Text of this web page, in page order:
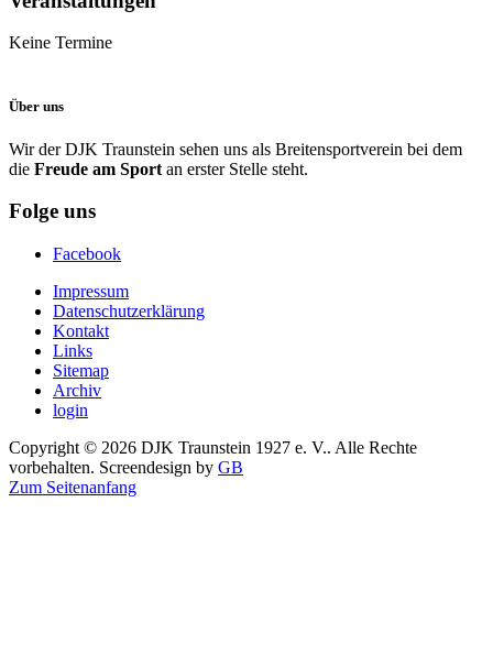
Keine Termine
Über uns
Wir der DJK Traunstein sehen uns als Breitensportverein bei dem
die Freude am Sport an erster Stelle steht.
Folge uns
Facebook
Impressum
Datenschutzerklärung
Kontakt
Links
Sitemap
Archiv
login
Copyright © 2026 DJK Traunstein 1927 e. V.. Alle Rechte
vorbehalten. Screendesign by GB
Zum Seitenanfang